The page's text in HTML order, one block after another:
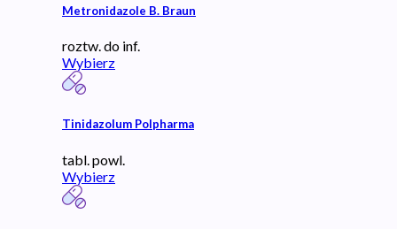
Metronidazole B. Braun
roztw. do inf.
Wybierz
Tinidazolum Polpharma
tabl. powl.
Wybierz